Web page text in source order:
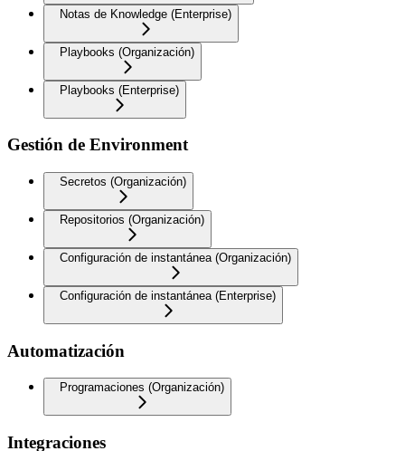
Notas de Knowledge (Enterprise)
Playbooks (Organización)
Playbooks (Enterprise)
Gestión de Environment
Secretos (Organización)
Repositorios (Organización)
Configuración de instantánea (Organización)
Configuración de instantánea (Enterprise)
Automatización
Programaciones (Organización)
Integraciones